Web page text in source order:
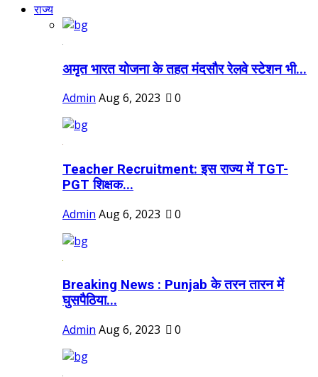
राज्य
अमृत भारत योजना के तहत मंदसौर रेलवे स्टेशन भी...
Admin Aug 6, 2023 0
Teacher Recruitment: इस राज्य में TGT-
PGT शिक्षक...
Admin Aug 6, 2023 0
Breaking News : Punjab के तरन तारन में
घुसपैठिया...
Admin Aug 6, 2023 0